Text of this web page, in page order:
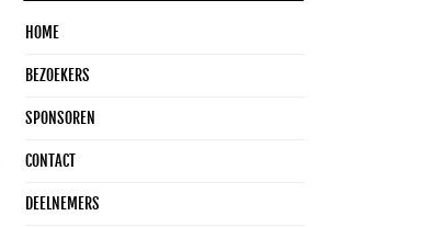
HOME
BEZOEKERS
SPONSOREN
CONTACT
DEELNEMERS